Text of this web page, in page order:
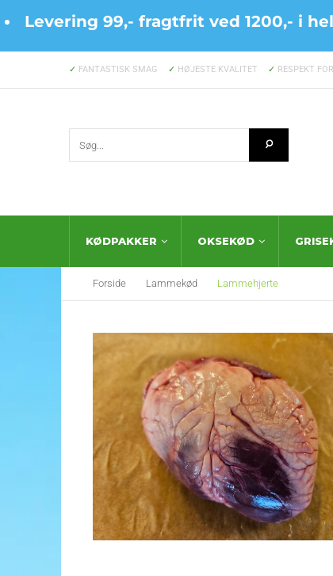
Levering 99,- fragtfrit ved 1200,- i
✓ FANTASTISK SMAG ✓ HØJESTE KVALITET ✓ RESPEKT
KØDPAKKER OKSEKØD
Forside Lammekød Lammehjerte